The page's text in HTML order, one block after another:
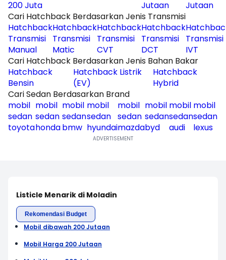
200 Juta
Jutaan
Jutaan
Cari Hatchback Berdasarkan Jenis Transmisi
Hatchback
Transmisi
Manual
Hatchback
Transmisi
Matic
Hatchback
Transmisi
CVT
Hatchback
Transmisi
DCT
Transmisi
IVT
Cari Hatchback Berdasarkan Jenis Bahan Bakar
Hatchback
Bensin
Hatchback Listrik
(EV)
Hatchback
Hybrid
Cari Sedan Berdasarkan Brand
mobil
sedan
toyota
mobil
sedan
honda
mobil
sedan
bmw
mobil
sedan
hyundai
mobil
sedan
mazda
mobil
sedan
byd
mobil
sedan
audi
mobil
sedan
lexus
Listicle Menarik di Moladin
Rekomendasi Budget
Mobil dibawah 200 Jutaan
Mobil Harga 200 Jutaan